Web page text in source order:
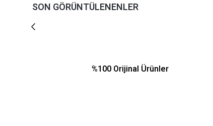
SON GÖRÜNTÜLENENLER
%100 Orijinal Ürünler